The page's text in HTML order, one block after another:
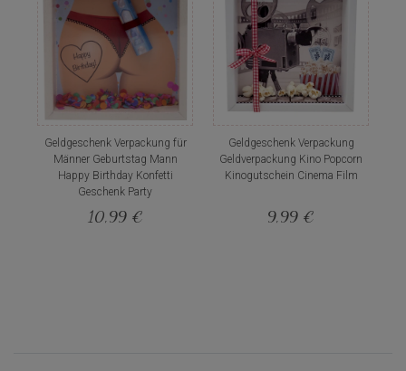
Geldgeschenk Verpackung für
Männer Geburtstag Mann
Happy Birthday Konfetti
Geschenk Party
10,99 €
Geldgeschenk Verpackung
Geldverpackung Kino Popcorn
Kinogutschein Cinema Film
9,99 €